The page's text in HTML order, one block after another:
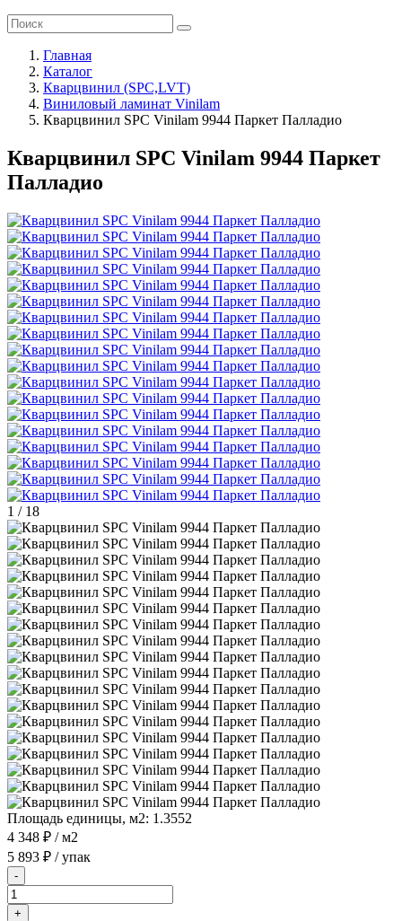
Главная
Каталог
Кварцвинил (SPC,LVT)
Виниловый ламинат Vinilam
Кварцвинил SPC Vinilam 9944 Паркет Палладио
Кварцвинил SPC Vinilam 9944 Паркет
Палладио
1 / 18
Площадь единицы, м2: 1.3552
4 348 ₽ / м2
5 893 ₽ / упак
-
+